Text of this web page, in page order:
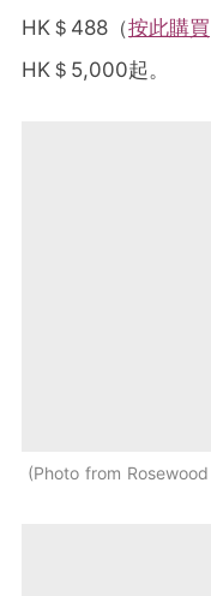
HK＄488（按此購買
HK＄5,000起。
Photo from